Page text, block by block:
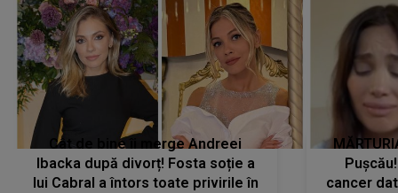
Cât de bine îi merge Andreei
Ibacka după divorț! Fosta soție a
lui Cabral a întors toate privirile în
cancer